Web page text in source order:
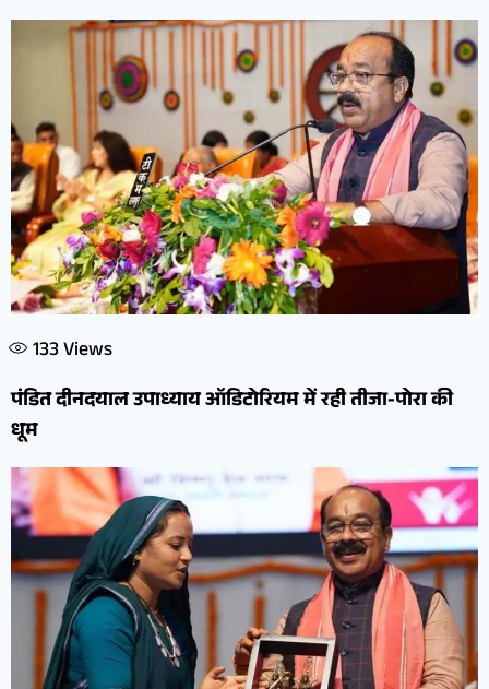
133Views
पंडित दीनदयाल उपाध्याय ऑडिटोरियम में रही तीजा-पोरा की
धूम